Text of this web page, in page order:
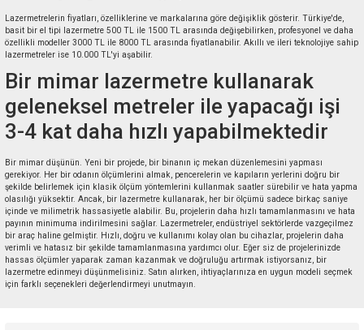
Lazermetrelerin fiyatları, özelliklerine ve markalarına göre değişiklik gösterir. Türkiye'de,
basit bir el tipi lazermetre 500 TL ile 1500 TL arasında değişebilirken, profesyonel ve daha
özellikli modeller 3000 TL ile 8000 TL arasında fiyatlanabilir. Akıllı ve ileri teknolojiye sahip
lazermetreler ise 10.000 TL'yi aşabilir.
Bir mimar lazermetre kullanarak
geleneksel metreler ile yapacağı işi
3-4 kat daha hızlı yapabilmektedir
Bir mimar düşünün. Yeni bir projede, bir binanın iç mekan düzenlemesini yapması
gerekiyor. Her bir odanın ölçümlerini almak, pencerelerin ve kapıların yerlerini doğru bir
şekilde belirlemek için klasik ölçüm yöntemlerini kullanmak saatler sürebilir ve hata yapma
olasılığı yüksektir. Ancak, bir lazermetre kullanarak, her bir ölçümü sadece birkaç saniye
içinde ve milimetrik hassasiyetle alabilir. Bu, projelerin daha hızlı tamamlanmasını ve hata
payının minimuma indirilmesini sağlar. Lazermetreler, endüstriyel sektörlerde vazgeçilmez
bir araç haline gelmiştir. Hızlı, doğru ve kullanımı kolay olan bu cihazlar, projelerin daha
verimli ve hatasız bir şekilde tamamlanmasına yardımcı olur. Eğer siz de projelerinizde
hassas ölçümler yaparak zaman kazanmak ve doğruluğu artırmak istiyorsanız, bir
lazermetre edinmeyi düşünmelisiniz. Satın alırken, ihtiyaçlarınıza en uygun modeli seçmek
için farklı seçenekleri değerlendirmeyi unutmayın.